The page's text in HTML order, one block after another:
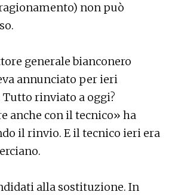
non può
generale bianconero
annunciato per ieri
rinviato a oggi?
anche con il tecnico» ha
il rinvio. E il tecnico ieri era
alla sostituzione. In